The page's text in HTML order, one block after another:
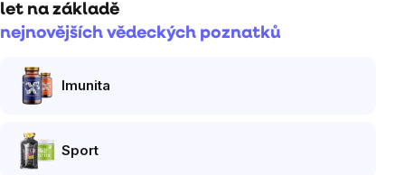
let na základě
nejnovějších vědeckých poznatků
Imunita
Sport